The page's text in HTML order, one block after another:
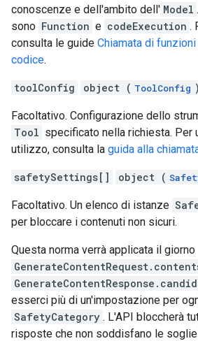
conoscenze e dell'ambito dell' Model
sono Function e codeExecution .
consulta le guide Chiamata di funzioni
codice.
toolConfig object ( ToolConfig )
Facoltativo. Configurazione dello
Tool specificato nella richiesta. Per
utilizzo, consulta la guida alla
safetySettings[] object (
Facoltativo. Un elenco di istanze
per bloccare i contenuti non sicuri.
Questa norma verrà applicata il giorno
esserci più di un'impostazione per
SafetyCategory . L'API bloccherà
risposte che non soddisfano le